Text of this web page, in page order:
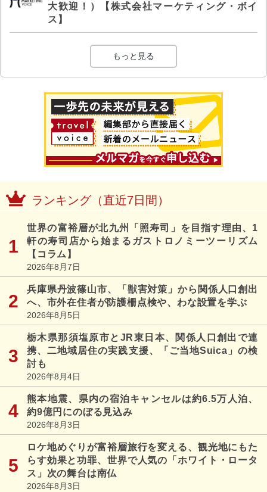
大歓迎！）【株式会社マーケティング・ボイ
ス】
もっと見る
ランキング（直近7日間）
世界の富裕層が北九州「照寿司」を目指す理由、1
軒の寿司店から始まるガストロノミーツーリズム
【コラム】
2026年8月7日
兵庫県丹波篠山市、「獣害対策」から関係人口創出
へ、市外在住者が防護柵点検や、わな設置を学ぶ
2026年8月5日
栃木県那須塩原市とJR東日本、関係人口創出で連
携、二地域居住の実践支援、「ご当地Suica」の検
討も
2026年8月4日
熊本地震、県内の宿泊キャンセルは約6.5万人泊、
約9億円にのぼる見込み
2026年8月3日
ロケ地めぐりが富裕層旅行を変える、観光地にもた
らす効果と功罪、世界で人気の「ホワイト・ロータ
ス」次の舞台は南仏
2026年8月3日